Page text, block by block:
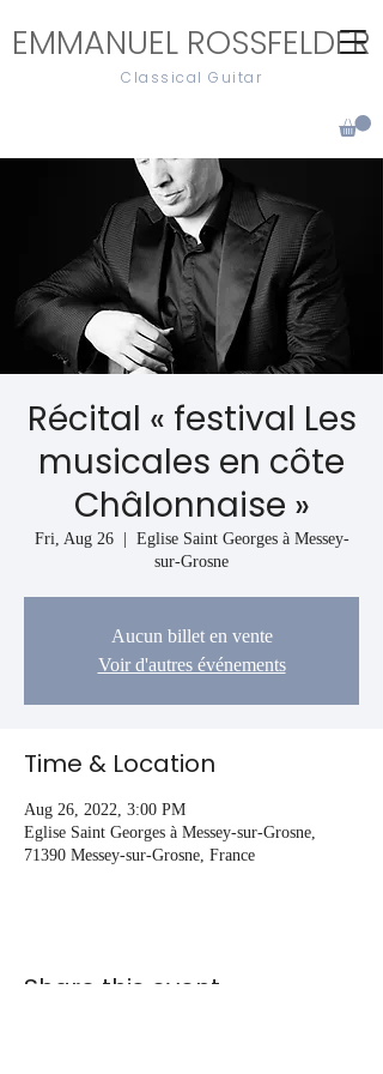
EMMANUEL ROSSFELDER
Classical Guitar
Récital « festival Les
musicales en côte
Châlonnaise »
Fri, Aug 26
  |
Eglise Saint Georges à Messey-
sur-Grosne
Aucun billet en vente
Voir d'autres événements
Time & Location
Aug 26, 2022, 3:00 PM
Eglise Saint Georges à Messey-sur-Grosne,
71390 Messey-sur-Grosne, France
Share this event